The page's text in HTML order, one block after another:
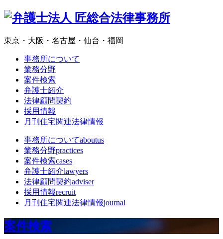
東京・大阪・名古屋・仙台・福岡
事務所について
業務分野
案件検索
弁護士紹介
法律顧問契約
採用情報
月刊住宅関連法律情報
事務所についてaboutus
業務分野practices
案件検索cases
弁護士紹介lawyers
法律顧問契約adviser
採用情報recruit
月刊住宅関連法律情報journal
案件検索